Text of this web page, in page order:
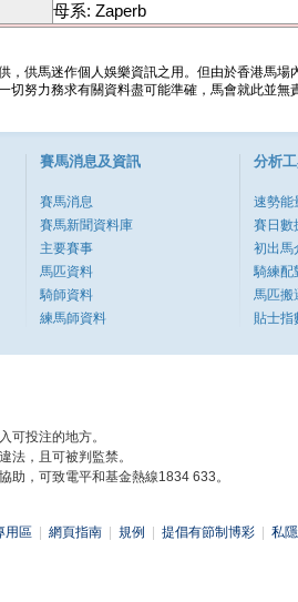
母系: Zaperb
，供馬迷作個人娛樂資訊之用。但由於香港馬
切努力務求有關資料盡可能準確，馬會就此並
賽馬消息及資訊
賽馬消息
賽馬新聞資料庫
主要賽事
馬匹資料
騎師資料
練馬師資料
分析
速勢能
賽日數
初出馬
騎練配
馬匹搬
貼士指
可投注的地方。
法，且可被判監禁。
助，可致電平和基金熱線1834 633。
用區 網頁指南 規例 提倡有節制博彩 私